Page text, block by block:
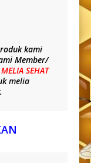
kami
Member/
SEHAT
melia
.